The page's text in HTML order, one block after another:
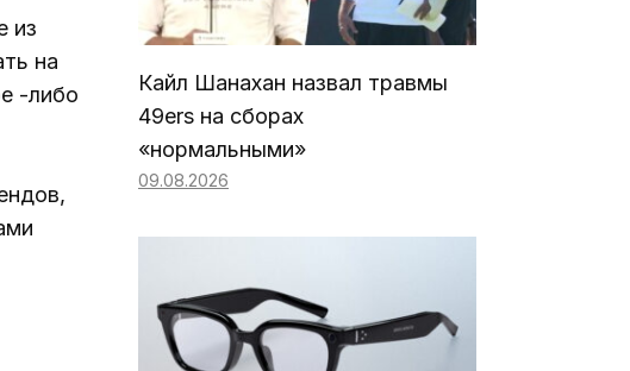
из
на
-либо
Кайл Шанахан назвал травмы
49ers на сборах
«нормальными»
09.08.2026